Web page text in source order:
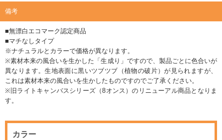
備考
■無漂白エコマーク認定商品
■マチなしタイプ
※ナチュラルとカラーで価格が異なります。
※素材本来の風合いを生かした「生成り」ですので、製品ごとに色合いが
異なります。生地表面に黒いツブツブ（植物の破片）が見られますが、
これは素材本来の風合いを生かしたものですのでご了承ください。
※旧ライトキャンバスシリーズ（8オンス）のリニューアル商品となりま
す。
カラー